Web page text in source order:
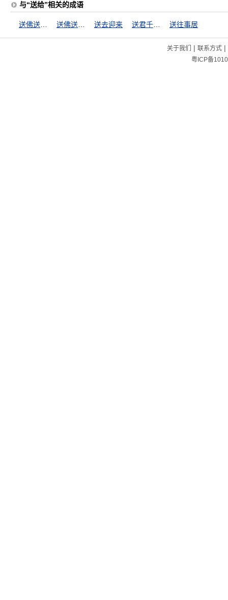
与“送给”相关的成语
送去迎来 送往事居
关于我们 | 联系方式|
粤ICP备